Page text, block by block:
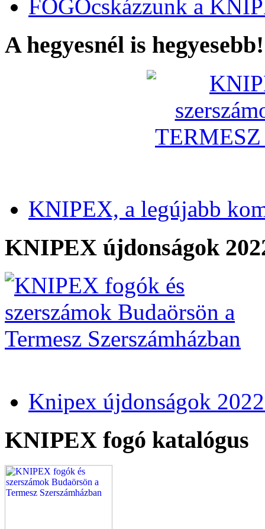
FOGÓcskázzunk a
A hegyesnél is hegyesebb!
KNIPEX, a legújabb
KNIPEX újdonságok
Knipex újdonságok
KNIPEX fogó katalógus